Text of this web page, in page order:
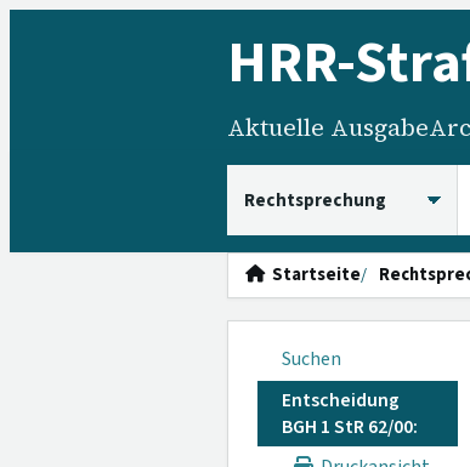
HRR-
Aktuelle Ausgabe
Startseite
Suchen
Entscheidung
BGH 1 StR 62/00: